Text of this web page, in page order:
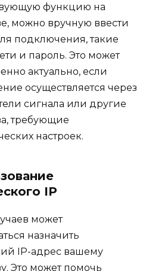
функцию на
можно вручную ввести
подключения, такие
и пароль. Это может
актуально, если
осуществляется через
сигнала или другие
требующие
настроек.
IP
может
назначить
IP-адрес вашему
Это может помочь